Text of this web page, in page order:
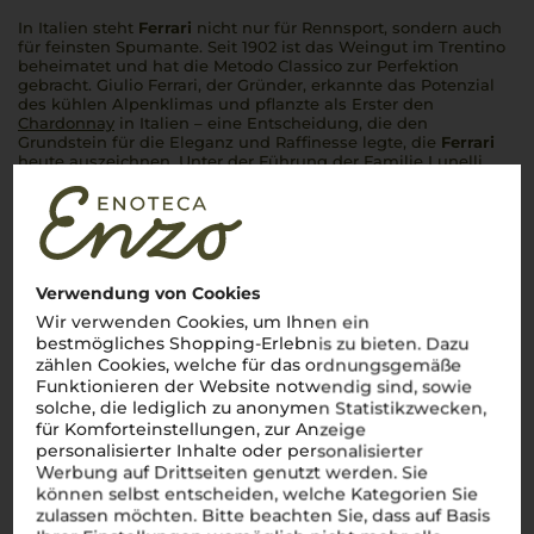
Verwendung von Cookies
Wir verwenden Cookies, um Ihnen ein
bestmögliches Shopping-Erlebnis zu bieten. Dazu
zählen Cookies, welche für das ordnungsgemäße
Funktionieren der Website notwendig sind, sowie
solche, die lediglich zu anonymen Statistikzwecken,
für Komforteinstellungen, zur Anzeige
personalisierter Inhalte oder personalisierter
Werbung auf Drittseiten genutzt werden. Sie
können selbst entscheiden, welche Kategorien Sie
zulassen möchten. Bitte beachten Sie, dass auf Basis
In Italien steht Ferrari nicht nur für Rennsport, sondern auch
für feinsten Spumante. Seit 1902 ist das Weingut im Trentino
beheimatet und hat die Metodo Classico zur Perfektion
gebracht. Giulio Ferrari, der Gründer, erkannte das Potenzial
des kühlen Alpenklimas und pflanzte als Erster den
Chardonnay in Italien – eine Entscheidung, die den
Grundstein für die Eleganz und Raffinesse legte, die Ferrari
heute auszeichnen. Unter der Führung der Familie Lunelli
Finesse, die in jedem Schluck spürbar sind. Ein Glas
Immer una festa per i sensi!
Mehr Weine von Ferrari
Über die Region
Trento DOC
Der edle Schaumwein aus den Alpen
Trento DOCbringt die alpine Frische desTrentinoin
perfekter Harmonie ins Glas. Bekannt durch das legendäre